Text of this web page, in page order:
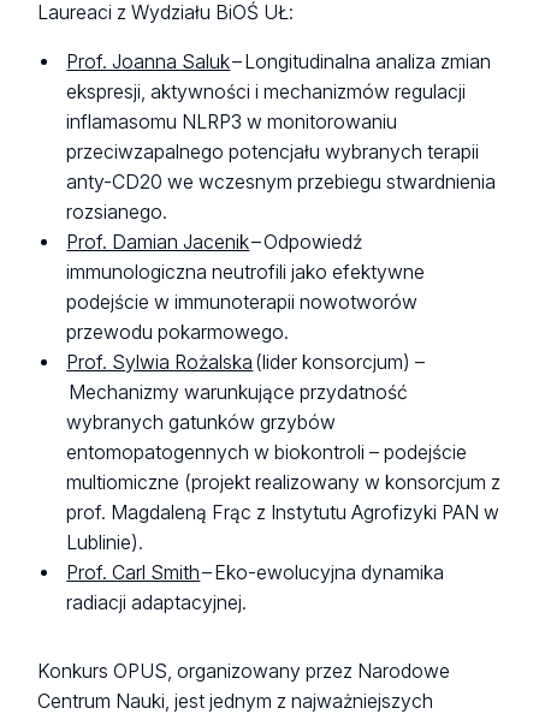
Laureaci z Wydziału BiOŚ UŁ:
Prof. Joanna Saluk– Longitudinalna analiza zmian
ekspresji, aktywności i mechanizmów regulacji
inflamasomu NLRP3 w monitorowaniu
przeciwzapalnego potencjału wybranych terapii
anty-CD20 we wczesnym przebiegu stwardnienia
rozsianego.
Prof. Damian Jacenik– Odpowiedź
immunologiczna neutrofili jako efektywne
podejście w immunoterapii nowotworów
przewodu pokarmowego.
Prof. Sylwia Rożalska (lider konsorcjum) –
Mechanizmy warunkujące przydatność
wybranych gatunków grzybów
entomopatogennych w biokontroli – podejście
multiomiczne (projekt realizowany w konsorcjum z
prof. Magdaleną Frąc z Instytutu Agrofizyki PAN w
Lublinie).
Prof. Carl Smith– Eko-ewolucyjna dynamika
radiacji adaptacyjnej.
Konkurs OPUS, organizowany przez Narodowe
Centrum Nauki, jest jednym z najważniejszych